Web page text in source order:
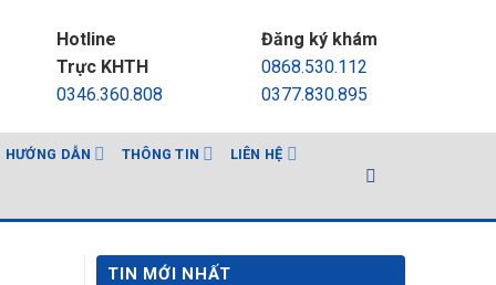
Hotline
Trực KHTH
0346.360.808
Đăng ký khám
0868.530.112
0377.830.895
HƯỚNG DẪN THÔNG TIN LIÊN HỆ
TIN MỚI NHẤT